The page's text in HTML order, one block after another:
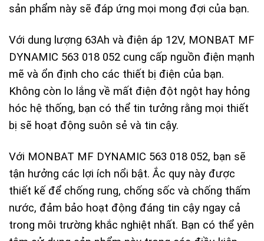
sản phẩm này sẽ đáp ứng mọi mong đợi của bạn.
Với dung lượng 63Ah và điện áp 12V, MONBAT MF
DYNAMIC 563 018 052 cung cấp nguồn điện mạnh
mẽ và ổn định cho các thiết bị điện của bạn.
Không còn lo lắng về mất điện đột ngột hay hỏng
hóc hệ thống, bạn có thể tin tưởng rằng mọi thiết
bị sẽ hoạt động suôn sẻ và tin cậy.
Với MONBAT MF DYNAMIC 563 018 052, bạn sẽ
tận hưởng các lợi ích nổi bật. Ắc quy này được
thiết kế để chống rung, chống sốc và chống thấm
nước, đảm bảo hoạt động đáng tin cậy ngay cả
trong môi trường khắc nghiệt nhất. Bạn có thể yên